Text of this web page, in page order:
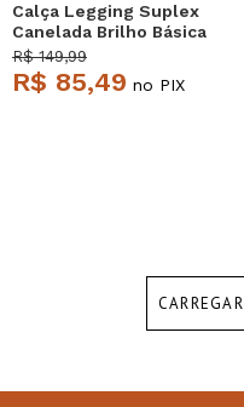
Calça Legging Suplex
Canelada Brilho Básica
Rosa Salvatore
R$ 149,99
R$ 85,49 no PIX